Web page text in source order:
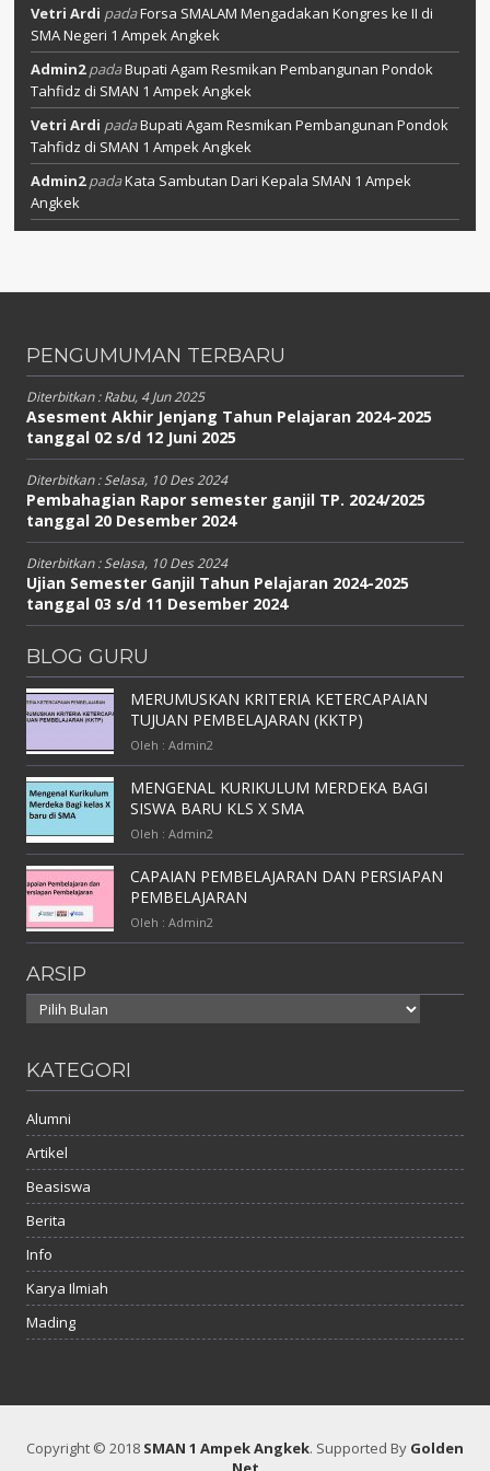
Vetri Ardi padaForsa SMALAM Mengadakan Kongres ke II di
SMA Negeri 1 Ampek Angkek
Admin2padaBupati Agam Resmikan Pembangunan Pondok
Tahfidz di SMAN 1 Ampek Angkek
Vetri Ardi padaBupati Agam Resmikan Pembangunan Pondok
Tahfidz di SMAN 1 Ampek Angkek
Admin2padaKata Sambutan Dari Kepala SMAN 1 Ampek
Angkek
PENGUMUMAN TERBARU
Diterbitkan :Rabu, 4 Jun 2025
Asesment Akhir Jenjang Tahun Pelajaran 2024-2025
tanggal 02 s/d 12 Juni 2025
Diterbitkan :Selasa, 10 Des 2024
Pembahagian Rapor semester ganjil TP. 2024/2025
tanggal 20 Desember 2024
Diterbitkan :Selasa, 10 Des 2024
Ujian Semester Ganjil Tahun Pelajaran 2024-2025
tanggal 03 s/d 11 Desember 2024
BLOG GURU
MERUMUSKAN KRITERIA KETERCAPAIAN
TUJUAN PEMBELAJARAN (KKTP)
Oleh : Admin2
MENGENAL KURIKULUM MERDEKA BAGI
SISWA BARU KLS X SMA
Oleh : Admin2
CAPAIAN PEMBELAJARAN DAN PERSIAPAN
PEMBELAJARAN
Oleh : Admin2
ARSIP
Arsip
KATEGORI
Alumni
Artikel
Beasiswa
Berita
Info
Karya Ilmiah
Mading
Copyright © 2018 SMAN 1 Ampek Angkek. Supported By Golden